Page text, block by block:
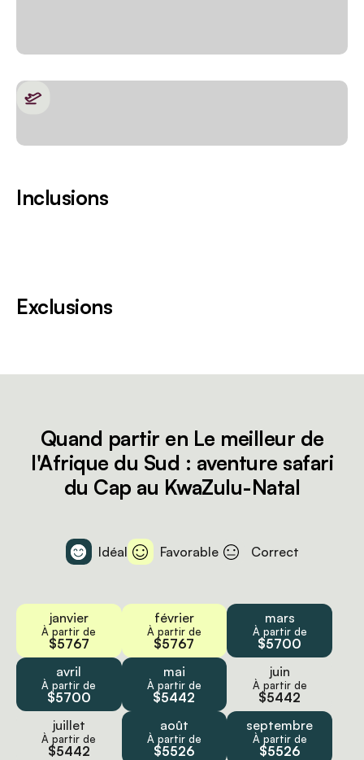
Inclusions
Exclusions
Quand partir en Le meilleur de
l'Afrique du Sud : aventure safari
du Cap au KwaZulu-Natal
Idéal Favorable Correct
janvier
À partir de
$5767
février
À partir de
$5767
mars
À partir de
$5700
avril
À partir de
$5700
mai
À partir de
$5442
juin
À partir de
$5442
juillet
À partir de
$5442
août
À partir de
$5526
septembre
À partir de
$5526